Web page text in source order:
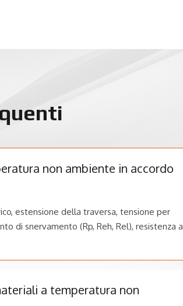
non ambiente in accordo
estensione della traversa, tensione per
di snervamento (Rp, Reh, Rel), resistenza a
a temperatura non